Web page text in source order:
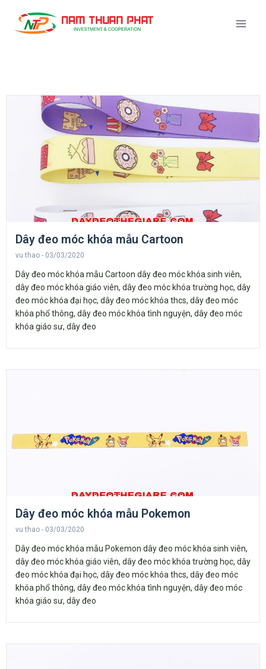
Dây đeo móc khóa mẫu Cartoon
vu thao 03/03/2020
Dây đeo móc khóa mẫu Cartoon dây đeo móc khóa sinh viên,
dây đeo móc khóa giáo viên, dây đeo móc khóa trường học, dây
đeo móc khóa đại học, dây đeo móc khóa thcs, dây đeo móc
khóa phổ thông, dây đeo móc khóa tình nguyện, dây đeo móc
khóa giáo sư, dây đeo
Dây đeo móc khóa mẫu Pokemon
vu thao 03/03/2020
Dây đeo móc khóa mẫu Pokemon dây đeo móc khóa sinh viên,
dây đeo móc khóa giáo viên, dây đeo móc khóa trường học, dây
đeo móc khóa đại học, dây đeo móc khóa thcs, dây đeo móc
khóa phổ thông, dây đeo móc khóa tình nguyện, dây đeo móc
khóa giáo sư, dây đeo